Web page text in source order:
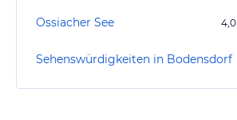
Ossiacher See 4,0
Sehenswürdigkeiten in Bodensdorf